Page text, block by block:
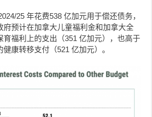
25 年花费538 亿加元用于偿还债务，
府预计在加拿大儿童福利金和加拿大全
育福利上的支出（351 亿加元），也高于
健康转移支付（521 亿加元）。